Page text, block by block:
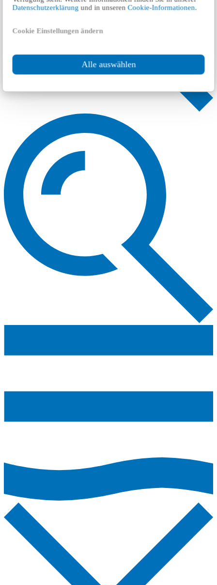
Datenschutzerklärung und in unserenCookie-Informationen.
Cookie Einstellungen ändern
Alle auswählen